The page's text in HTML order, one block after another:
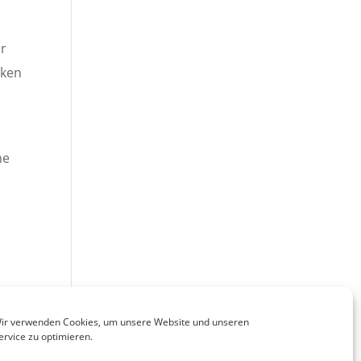
verwenden Cookies, um unsere Website und unseren
zu optimieren.